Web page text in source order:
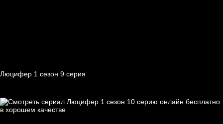
Люцифер 1 cезон 9 cерия